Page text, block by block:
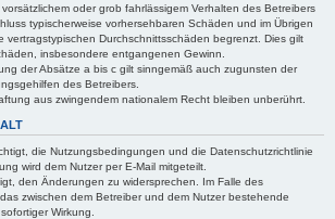
oder grob fahrlässigem Verhalten des Betreibers
typischerweise vorhersehbaren Schäden und im Übrigen
vertragstypischen Durchschnittsschäden begrenzt. Dies gilt
insbesondere entgangenen Gewinn.
der Absätze a bis c gilt sinngemäß auch zugunsten der
des Betreibers.
aus zwingendem nationalem Recht bleiben unberührt.
die Nutzungsbedingungen und die Datenschutzrichtlinie
wird dem Nutzer per E-Mail mitgeteilt.
den Änderungen zu widersprechen. Im Falle des
zwischen dem Betreiber und dem Nutzer bestehende
Wirkung.